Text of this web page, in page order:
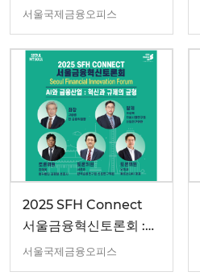
금융북런치 1회차
서울국제금융오피스
2025 SFH Connect
서울금융혁신토론회 :
인공지능(AI)과
금융산업: 혁신과
서울국제금융오피스